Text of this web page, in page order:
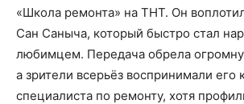
«Школа ремонта» на ТНТ. Он
Сан Саныча, который быстро стал
любимцем. Передача обрела
а зрители всерьёз воспринимали его
специалиста по ремонту, хотя